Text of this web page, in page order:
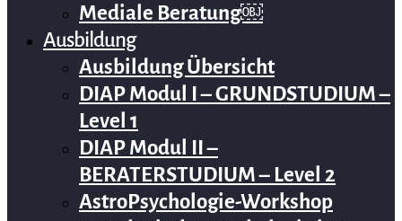
Mediale Beratung￼
Ausbildung
Ausbildung Übersicht
DIAP Modul I – GRUNDSTUDIUM –
Level 1
DIAP Modul II –
BERATERSTUDIUM – Level 2
AstroPsychologie-Workshop